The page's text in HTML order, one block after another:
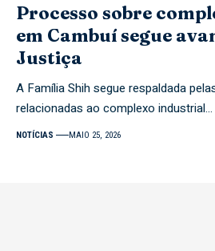
Processo sobre
em Cambuí segue
Justiça
A Família Shih segue respaldada
relacionadas ao complexo industrial…
NOTÍCIAS MAIO 25, 2026